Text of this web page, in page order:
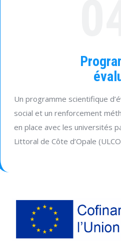
Un programme scientifique
social et un renforcement
en place avec les universités
Littoral de Côte d’Opale